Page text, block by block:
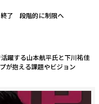
了 段階的に制限へ
躍する山本航平氏と下川祐佳
が抱える課題やビジョン